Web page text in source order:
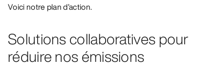
Voici notre plan d’action.
Solutions collaboratives pour
réduire nos émissions